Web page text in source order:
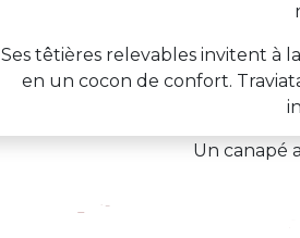
Ses têtières relevables invitent à
en un cocon de confort.
Un canapé